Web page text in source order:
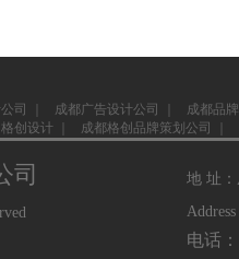
司 成都广告设计公司
成都品
格创设计 成都格创品牌策划公司
司
地 址
电话